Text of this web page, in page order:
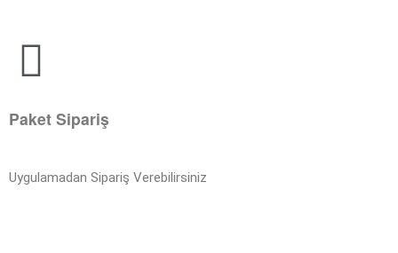
Paket Sipariş
Uygulamadan Sipariş Verebilirsiniz